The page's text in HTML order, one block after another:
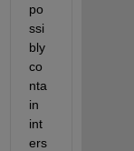
po
ssi
bly
co
nta
in
int
ers